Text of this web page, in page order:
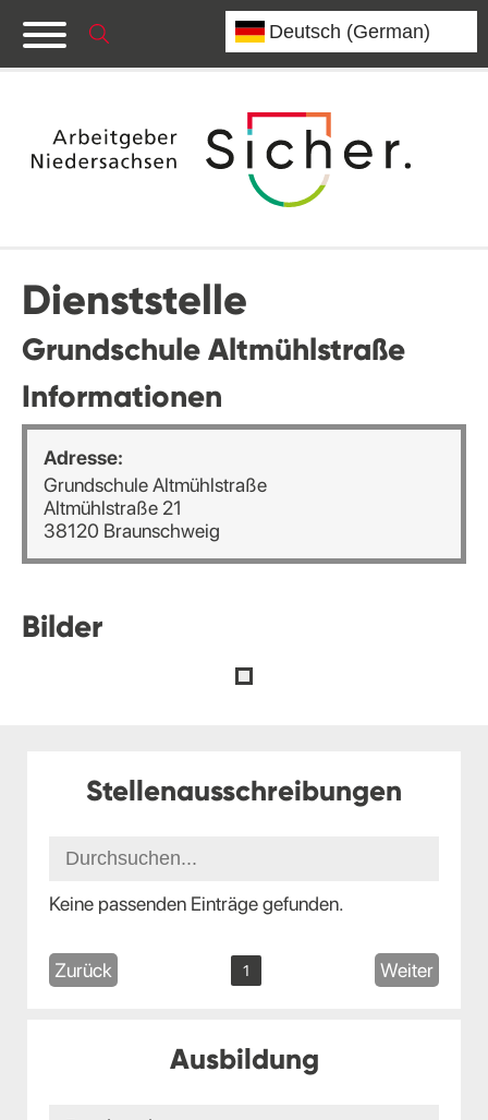
Dienststelle
Grundschule Altmühlstraße
Informationen
Adresse:
Grundschule Altmühlstraße
Altmühlstraße 21
38120 Braunschweig
Bilder
Stellenausschreibungen
Keine passenden Einträge gefunden.
Zurück 1 Weiter
Ausbildung